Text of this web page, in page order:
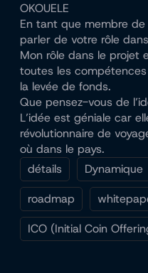
OKOUELE
En tant que membre de
parler de votre rôle
Mon rôle dans le projet
toutes les
la levée de fonds.
Que pensez-vous de
L’idée est géniale car
révolutionnaire de
où dans le pays.
détails
Dynamique
roadmap
ICO (Initial Coin